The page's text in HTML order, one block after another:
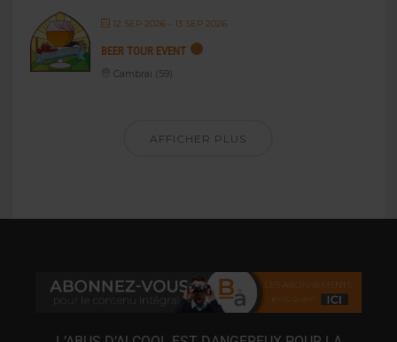
12 SEP 2026- 13 SEP 2026
BEER TOUR EVENT
Cambrai (59)
AFFICHER PLUS